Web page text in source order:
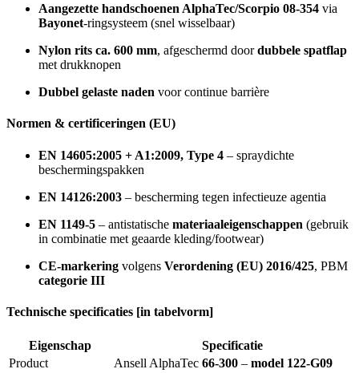
Aangezette handschoenen AlphaTec/Scorpio 08-354 via
Bayonet-ringsysteem (snel wisselbaar)
Nylon rits ca. 600 mm, afgeschermd doordubbele spatflap
met drukknopen
Dubbel gelaste naden voor continue barrière
Normen & certificeringen (EU)
EN 14605:2005 + A1:2009, Type 4 – spraydichte
beschermingspakken
EN 14126:2003 – bescherming tegen infectieuze agentia
EN 1149-5 – antistatische materiaaleigenschappen (gebruik
in combinatie met geaarde kleding/footwear)
CE-markering volgens Verordening (EU) 2016/425, PBM
categorie III
Technische specificaties [in tabelvorm]
Eigenschap
Specificatie
Product
Ansell AlphaTec 66-300 – model 122-G09